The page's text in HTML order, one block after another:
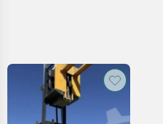
ricerca
Categoria 4